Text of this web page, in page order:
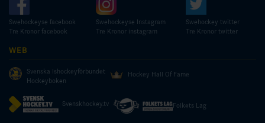
Swehockeyse facebook
Tre Kronor facebook
Swehockeyse Instagram
Tre Kronor instagram
Swehockey twitter
Tre Kronor twitter
WEB
Svenska Ishockeyförbundet
Hockeyboken
Hockey Hall Of Fame
Svenskhockey.tv Folkets Lag